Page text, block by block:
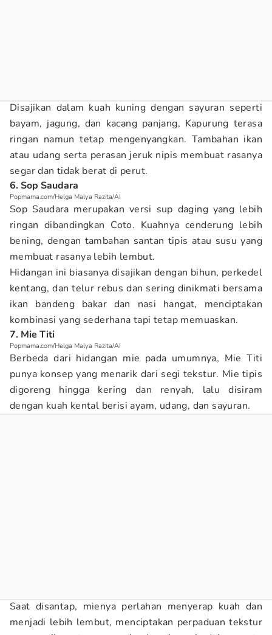
Disajikan dalam kuah kuning dengan sayuran seperti
bayam, jagung, dan kacang panjang, Kapurung terasa
ringan namun tetap mengenyangkan. Tambahan ikan
atau udang serta perasan jeruk nipis membuat rasanya
segar dan tidak berat di perut.
6. Sop Saudara
Popmama.com/Helga Malya Razita/AI
Sop Saudara merupakan versi sup daging yang lebih
ringan dibandingkan Coto. Kuahnya cenderung lebih
bening, dengan tambahan santan tipis atau susu yang
membuat rasanya lebih lembut.
Hidangan ini biasanya disajikan dengan bihun, perkedel
kentang, dan telur rebus dan sering dinikmati bersama
ikan bandeng bakar dan nasi hangat, menciptakan
kombinasi yang sederhana tapi tetap memuaskan.
7. Mie Titi
Popmama.com/Helga Malya Razita/AI
Berbeda dari hidangan mie pada umumnya, Mie Titi
punya konsep yang menarik dari segi tekstur. Mie tipis
digoreng hingga kering dan renyah, lalu disiram
dengan kuah kental berisi ayam, udang, dan sayuran.
Saat disantap, mienya perlahan menyerap kuah dan
menjadi lebih lembut, menciptakan perpaduan tekstur